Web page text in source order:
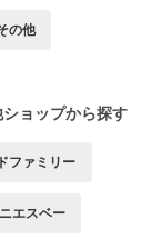
の他
ョップから探す
ファミリー
エスベー